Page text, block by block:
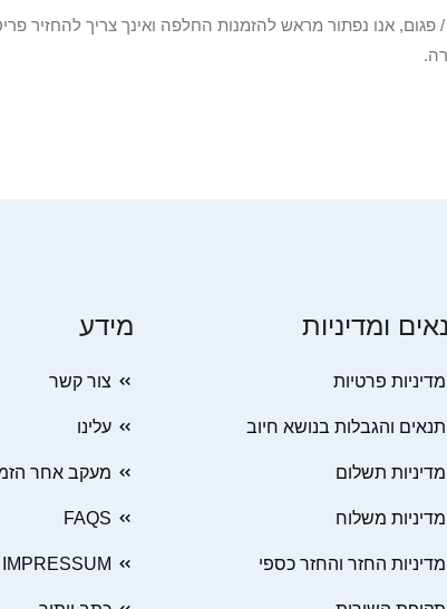
או שקיבלת פריט פגום / פגום, אנו נפתור מראש להזמנות החלפה ואינך
ומדיניות
מדיניות פרטיות
תנאים והגבלות בנושא חיוב
מדיניות תשלום
מדיניות משלוח
מדיניות החזר והחזר כספי
מידע
צור קשר
עלינו
מעקב אחר
FAQS
IMPRESSUM